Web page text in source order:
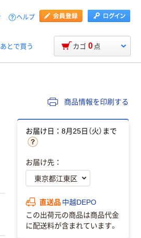
ヘルプ
あとで買う カゴ 0 点
商品情報を印刷する
お届け日：8月25日（火）まで
お届け先：
直送品 中越DEPO
この出荷元の商品は商品代金
に配送料が含まれています。